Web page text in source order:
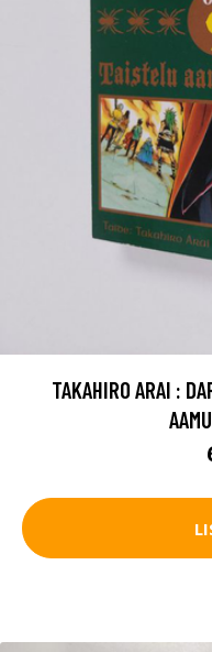
TAKAHIRO ARAI :